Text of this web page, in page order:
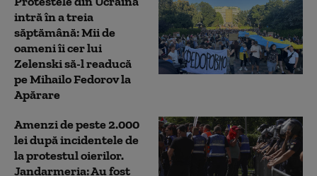
intră în a treia
săptămână: Mii de
oameni îi cer lui
Zelenski să-l readucă
pe Mihailo Fedorov la
Apărare
Amenzi de peste 2.000
lei după incidentele de
la protestul oierilor.
Jandarmeria: Au fost